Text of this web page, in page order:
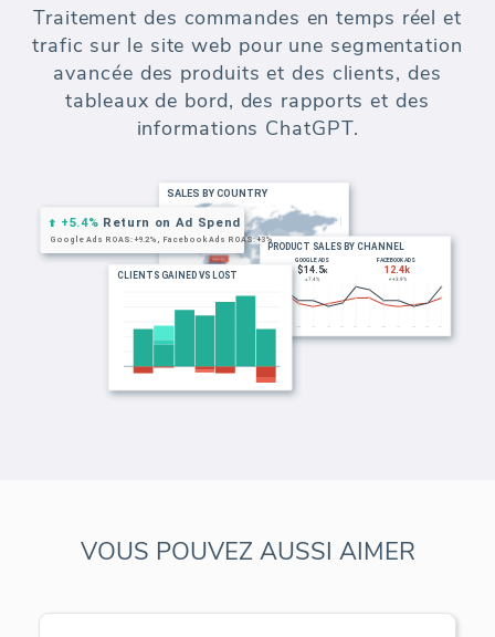
Segmentez vos clients pour des analyses
avancées et des rapports de commerce
électronique. Créez des segments de clients
basés sur le chiffre d'affaires, les
commandes, la localisation et les visites sur
VOUS POUVEZ AUSSI AIMER